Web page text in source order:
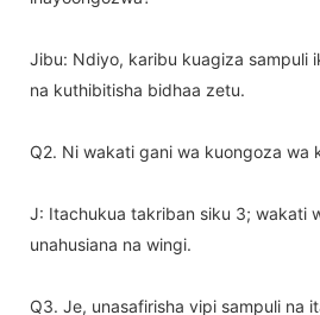
Jibu: Ndiyo, karibu kuagiza sampuli
na kuthibitisha bidhaa zetu.
Q2. Ni wakati gani wa kuongoza wa
J: Itachukua takriban siku 3; wakati
unahusiana na wingi.
Q3. Je, unasafirisha vipi sampuli na